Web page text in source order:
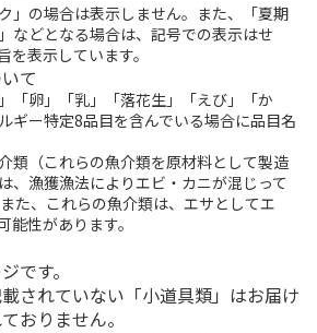
」の場合は表示しません。また、「夏期
などとなる場合は、記号での表示はせ
表示しています。
て
「卵」「乳」「落花生」「えび」「か
ギー特定8品目を含んでいる場合に品目名
類（これらの魚介類を原材料として製造
、漁獲漁法によりエビ・カニが混じって
た、これらの魚介類は、エサとしてエ
能性があります。
です。
されていない「小道具類」はお届け
おりません。